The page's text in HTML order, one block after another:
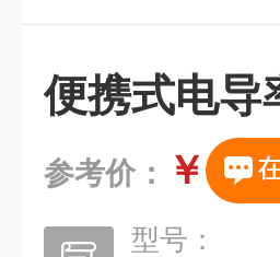
便携式电导
参考价： ￥
型号：